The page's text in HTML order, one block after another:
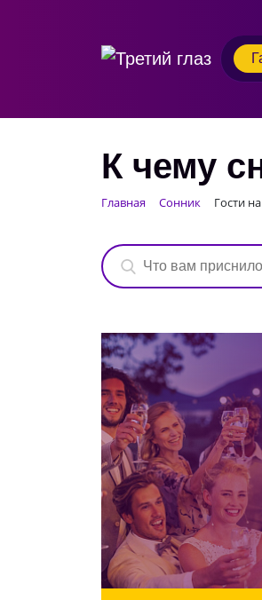
К чему
Главная Сонник Гости